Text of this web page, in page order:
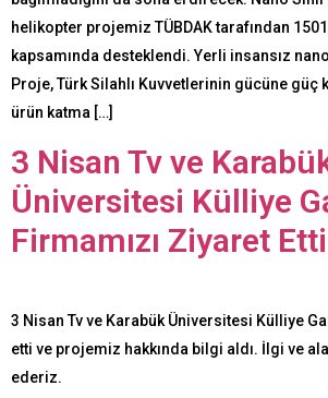
helikopter projemiz TÜBDAK tarafından
kapsamında desteklendi. Yerli insansız
Proje, Türk Silahlı Kuvvetlerinin gücüne güç
ürün katma […]
3 Nisan Tv ve
Üniversitesi Külliye
Firmamızı Ziyaret Etti
3 Nisan Tv ve Karabük Üniversitesi Külliye
etti ve projemiz hakkında bilgi aldı. İlgi ve
ederiz.